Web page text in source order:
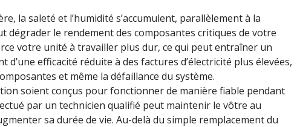
la saleté et l’humidité s’accumulent, parallèlement à la
dégrader le rendement des composantes critiques de votre
votre unité à travailler plus dur, ce qui peut entraîner un
efficacité réduite à des factures d’électricité plus élevées,
et même la défaillance du système.
soient conçus pour fonctionner de manière fiable pendant
par un technicien qualifié peut maintenir le vôtre au
sa durée de vie. Au-delà du simple remplacement du